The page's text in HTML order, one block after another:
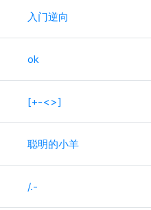
入门逆向
ok
[+-<>]
聪明的小羊
/.-